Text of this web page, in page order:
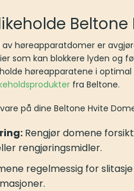
Beltone
av høreapparatdomer er
som kan blokkere lyden og
høreapparatene i
fra Beltone.
på dine Beltone Hvite
Rengjør domene
rengjøringsmidler.
regelmessig for